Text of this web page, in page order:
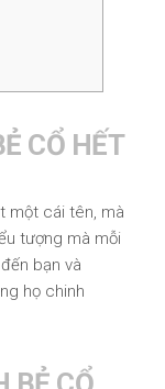
CỔ HẾT
một cái tên, mà
tượng mà mỗi
bạn và
họ chinh